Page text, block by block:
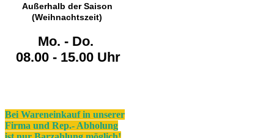
Außerhalb der Saison
(Weihnachtszeit)
Mo. - Do.
08.00 - 15.00 Uhr
Bei Wareneinkauf in unserer
Firma und Rep.- Abholung